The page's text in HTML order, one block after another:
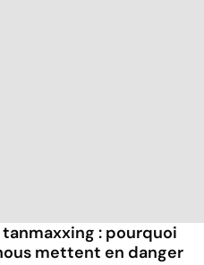
: pourquoi
mettent en danger